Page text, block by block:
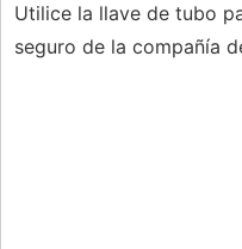
Utilice la llave de tubo
seguro de la compañía